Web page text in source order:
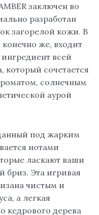
заключен во
разработан
загорелой кожи. В
же, входит
всей
сочетается
солнечным
аурой
под жарким
нотами
ласкают ваши
бриз. Эта игривая
чистым и
а легкая
кедрового дерева